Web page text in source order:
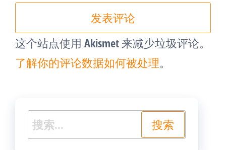
这个站点使用 Akismet 来减少垃圾评论。
了解你的评论数据如何被处理。
搜
索：